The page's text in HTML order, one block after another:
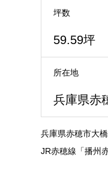
坪数
59.59坪
所在地
兵庫県赤
兵庫県赤穂市大
JR赤穂線「播州